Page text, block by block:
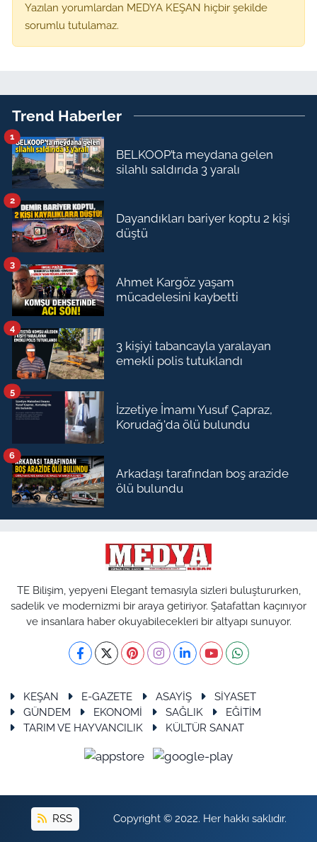
Yazılan yorumlardan MEDYA KEŞAN hiçbir şekilde
sorumlu tutulamaz.
Trend Haberler
BELKOOP’ta meydana gelen
silahlı saldırıda 3 yaralı
1
Dayandıkları bariyer koptu 2 kişi
düştü
2
Ahmet Kargöz yaşam
mücadelesini kaybetti
3
3 kişiyi tabancayla yaralayan
emekli polis tutuklandı
4
İzzetiye İmamı Yusuf Çapraz,
Korudağ'da ölü bulundu
5
Arkadaşı tarafından boş arazide
ölü bulundu
6
TE Bilişim, yepyeni Elegant temasıyla sizleri buluştururken,
sadelik ve modernizmi bir araya getiriyor. Şatafattan kaçınıyor
ve insanlara haber okuyabilecekleri bir altyapı sunuyor.
KEŞAN E-GAZETE ASAYİŞ
SİYASET
GÜNDEM
EKONOMİ SAĞLIK
EĞİTİM
TARIM VE HAYVANCILIK
KÜLTÜR SANAT
RSS Copyright © 2022. Her hakkı saklıdır.